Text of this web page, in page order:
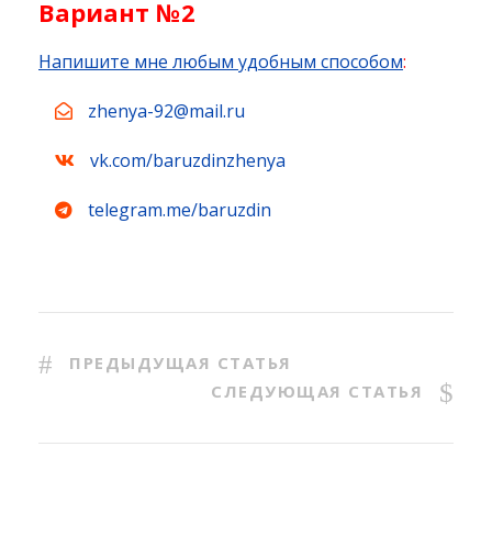
Вариант №2
Напишите мне любым удобным способом:
zhenya-92@mail.ru
vk.com/baruzdinzhenya
telegram.me/baruzdin
ПРЕДЫДУЩАЯ СТАТЬЯ
СЛЕДУЮЩАЯ СТАТЬЯ